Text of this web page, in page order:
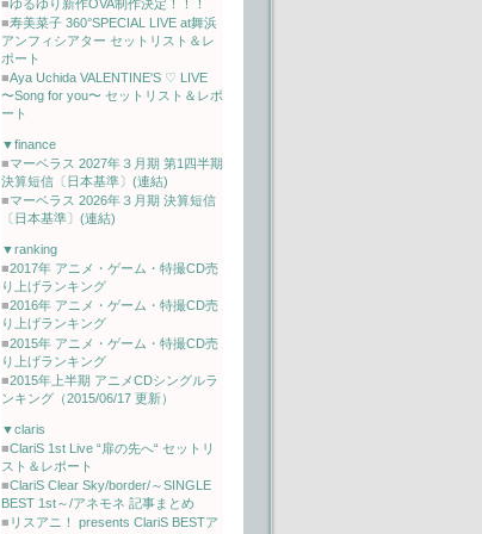
■ゆるゆり新作OVA制作決定！！！
■寿美菜子 360°SPECIAL LIVE at舞浜
アンフィシアター セットリスト＆レ
ポート
■Aya Uchida VALENTINE'S ♡ LIVE
〜Song for you〜 セットリスト＆レポ
ート
▼finance
■マーベラス 2027年３月期 第1四半期
決算短信〔日本基準〕(連結)
■マーベラス 2026年３月期 決算短信
〔日本基準〕(連結)
▼ranking
■2017年 アニメ・ゲーム・特撮CD売
り上げランキング
■2016年 アニメ・ゲーム・特撮CD売
り上げランキング
■2015年 アニメ・ゲーム・特撮CD売
り上げランキング
■2015年上半期 アニメCDシングルラ
ンキング（2015/06/17 更新）
▼claris
■ClariS 1st Live “扉の先へ“ セットリ
スト＆レポート
■ClariS Clear Sky/border/～SINGLE
BEST 1st～/アネモネ 記事まとめ
■ リスアニ！ presents ClariS BESTア